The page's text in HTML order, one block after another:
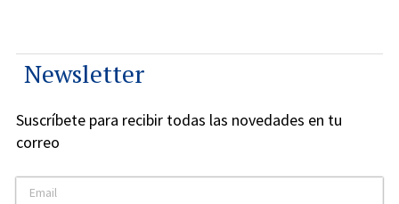
Newsletter
Suscríbete para recibir todas las novedades en tu
correo